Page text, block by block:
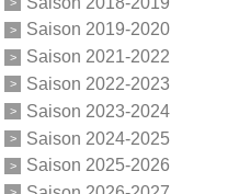
Saison 2019-2020
Saison 2021-2022
Saison 2022-2023
Saison 2023-2024
Saison 2024-2025
Saison 2025-2026